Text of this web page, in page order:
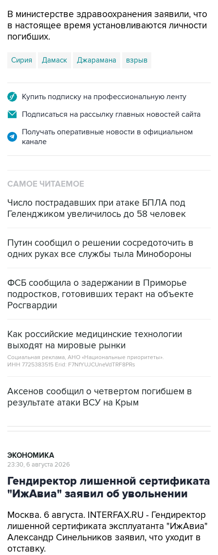
В министерстве здравоохранения заявили, что
в настоящее время установливаются личности
погибших.
Сирия Дамаск Джарамана взрыв
Купить подписку на профессиональную ленту
Подписаться на рассылку главных новостей сайта
Получать оперативные новости в официальном
канале
САМОЕ ЧИТАЕМОЕ
Число пострадавших при атаке БПЛА под
Геленджиком увеличилось до 58 человек
Путин сообщил о решении сосредоточить в
одних руках все службы тыла Минобороны
ФСБ сообщила о задержании в Приморье
подростков, готовивших теракт на объекте
Росгвардии
Как российские медицинские технологии
выходят на мировые рынки
Социальная реклама, АНО «Национальные приоритеты».
ИНН 7725383515 Erid: F7NfYUJCUneVdTRF8PRs
Аксенов сообщил о четвертом погибшем в
результате атаки ВСУ на Крым
ЭКОНОМИКА
23:30, 6 августа 2026
Гендиректор лишенной сертификата
"ИжАвиа" заявил об увольнении
Москва. 6 августа. INTERFAX.RU - Гендиректор
лишенной сертификата эксплуатанта "ИжАвиа"
Александр Синельников заявил, что уходит в
отставку.